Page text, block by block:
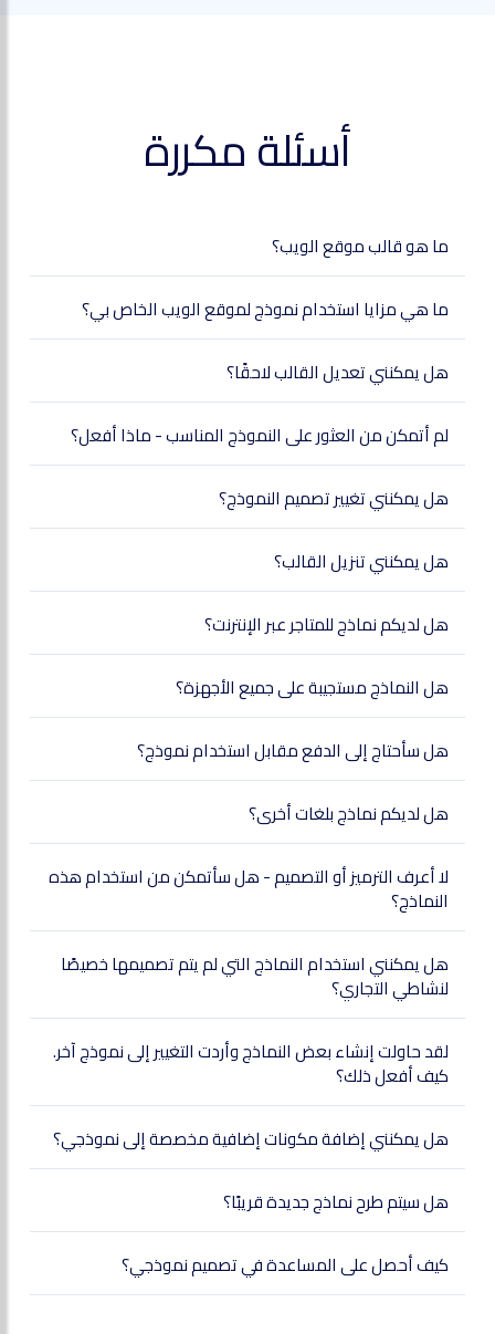
أسئلة مكررة
ما هو قالب موقع الويب؟
ما هي مزايا استخدام نموذج لموقع الويب الخاص بي؟
هل يمكنني تعديل القالب لاحقًا؟
لم أتمكن من العثور على النموذج المناسب - ماذا أفعل؟
هل يمكنني تغيير تصميم النموذج؟
هل يمكنني تنزيل القالب؟
هل لديكم نماذج للمتاجر عبر الإنترنت؟
هل النماذج مستجيبة على جميع الأجهزة؟
هل سأحتاج إلى الدفع مقابل استخدام نموذج؟
هل لديكم نماذج بلغات أخرى؟
لا أعرف الترميز أو التصميم - هل سأتمكن من استخدام هذه
النماذج؟
هل يمكنني استخدام النماذج التي لم يتم تصميمها خصيصًا
لنشاطي التجاري؟
لقد حاولت إنشاء بعض النماذج وأردت التغيير إلى نموذج آخر.
كيف أفعل ذلك؟
هل يمكنني إضافة مكونات إضافية مخصصة إلى نموذجي؟
هل سيتم طرح نماذج جديدة قريبًا؟
كيف أحصل على المساعدة في تصميم نموذجي؟